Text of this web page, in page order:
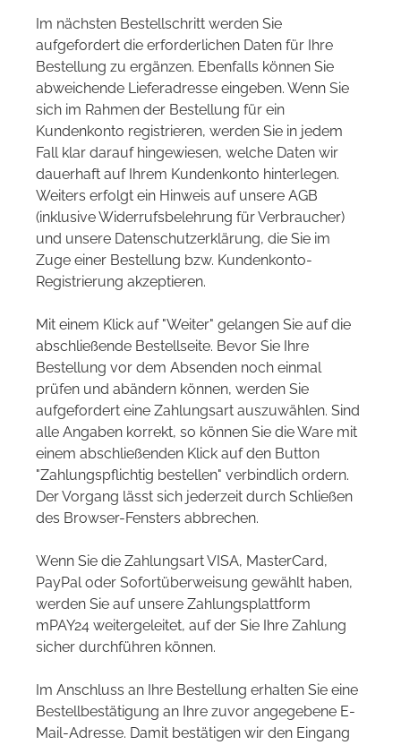
Im nächsten Bestellschritt werden Sie
aufgefordert die erforderlichen Daten für Ihre
Bestellung zu ergänzen. Ebenfalls können Sie
abweichende Lieferadresse eingeben. Wenn Sie
sich im Rahmen der Bestellung für ein
Kundenkonto registrieren, werden Sie in jedem
Fall klar darauf hingewiesen, welche Daten wir
dauerhaft auf Ihrem Kundenkonto hinterlegen.
Weiters erfolgt ein Hinweis auf unsere AGB
(inklusive Widerrufsbelehrung für Verbraucher)
und unsere Datenschutzerklärung, die Sie im
Zuge einer Bestellung bzw. Kundenkonto-
Registrierung akzeptieren.
Mit einem Klick auf "Weiter" gelangen Sie auf die
abschließende Bestellseite. Bevor Sie Ihre
Bestellung vor dem Absenden noch einmal
prüfen und abändern können, werden Sie
aufgefordert eine Zahlungsart auszuwählen. Sind
alle Angaben korrekt, so können Sie die Ware mit
einem abschließenden Klick auf den Button
"Zahlungspflichtig bestellen" verbindlich ordern.
Der Vorgang lässt sich jederzeit durch Schließen
des Browser-Fensters abbrechen.
Wenn Sie die Zahlungsart VISA, MasterCard,
PayPal oder Sofortüberweisung gewählt haben,
werden Sie auf unsere Zahlungsplattform
mPAY24 weitergeleitet, auf der Sie Ihre Zahlung
sicher durchführen können.
Im Anschluss an Ihre Bestellung erhalten Sie eine
Bestellbestätigung an Ihre zuvor angegebene E-
Mail-Adresse. Damit bestätigen wir den Eingang